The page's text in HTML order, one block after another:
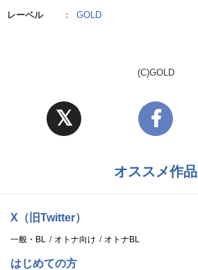
レーベル
： GOLD
(C)GOLD
オススメ作品
X（旧Twitter）
一般・BL オトナ向け オトナBL
はじめての方